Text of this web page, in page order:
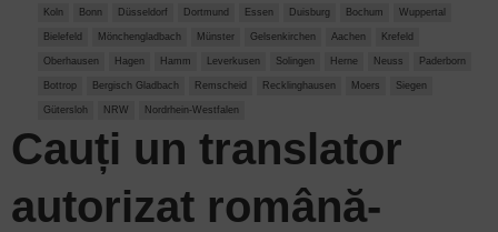
Koln Bonn Düsseldorf Dortmund Essen Duisburg Bochum Wuppertal
Bielefeld Mönchengladbach Münster Gelsenkirchen Aachen Krefeld
Oberhausen Hagen Hamm Leverkusen Solingen Herne Neuss Paderborn
Bottrop Bergisch Gladbach Remscheid Recklinghausen Moers Siegen
Gütersloh NRW Nordrhein-Westfalen
Cauți un translator
autorizat română-